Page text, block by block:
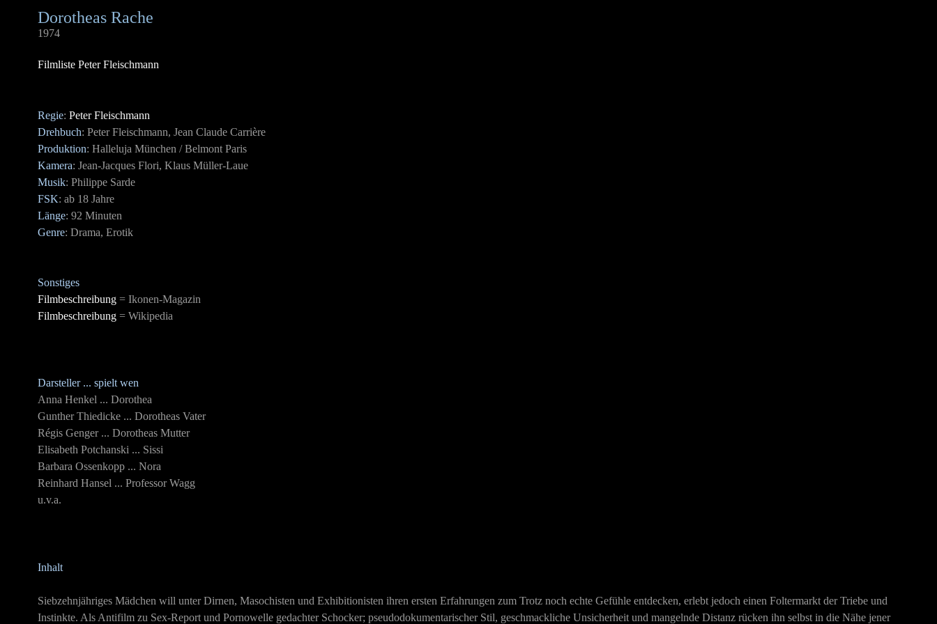
Dorotheas Rache
1974
Filmliste Peter Fleischmann
Regie: Peter Fleischmann
Drehbuch: Peter Fleischmann, Jean Claude Carrière
Produktion: Halleluja München / Belmont Paris
Kamera: Jean-Jacques Flori, Klaus Müller-Laue
Musik: Philippe Sarde
FSK: ab 18 Jahre
Länge: 92 Minuten
Genre: Drama, Erotik
Sonstiges
Filmbeschreibung = Ikonen-Magazin
Filmbeschreibung = Wikipedia
Darsteller ... spielt wen
Anna Henkel ... Dorothea
Gunther Thiedicke ... Dorotheas Vater
Régis Genger... Dorotheas Mutter
Elisabeth Potchanski ... Sissi
Barbara Ossenkopp ... Nora
Reinhard Hansel ... Professor Wagg
u.v.a.
Inhalt
Siebzehnjähriges Mädchen will unter Dirnen, Masochisten und Exhibitionisten ihren ersten Erfahrungen zum Trotz noch echte Gefühle entdecken, erlebt jedoch einen Foltermarkt der Triebe und
Instinkte. Als Antifilm zu Sex-Report und Pornowelle gedachter Schocker; pseudodokumentarischer Stil, geschmackliche Unsicherheit und mangelnde Distanz rücken ihn selbst in die Nähe jener